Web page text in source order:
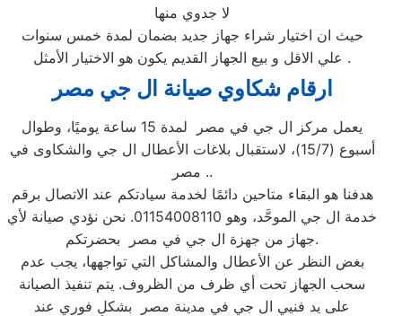
لا جدوي منها
حيث ان اختيار شراء جهاز جديد بضمان لمدة خمس سنوات
علي الاقل و بيع الجهاز القديم يكون هو الاختيار الأمثل .
ارقام شكاوي صيانة ال جي مصر
يعمل مركز ال جي في مصر لمدة 15 ساعة يوميًا، وطوال
أسبوع (15/7)، لاستقبال بلاغات الأعطال ال جي والشكاوى في
مصر ..
هدفنا هو البقاء متاحين دائمًا لخدمة سيادتكم عند الاتصال برقم
خدمة ال جي الموحَّد، وهو 01154008110. نحن نؤدي صيانة لأي
جهاز من جهزة ال جي في مصر بحضرتكم.
بغض النظر عن الأعطال والمشاكل التي تواجهها، يجب عدم
سحب الجهاز تحت أي ظرف من الظروف. يتم تنفيذ الصيانة
على يد فنيي ال جي في مدينة مصر بشكلٍ فوري عند